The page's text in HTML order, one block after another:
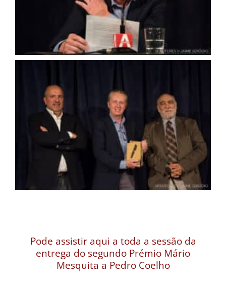
Pode assistir aqui a toda a sessão da
entrega do segundo Prémio Mário
Mesquita a Pedro Coelho